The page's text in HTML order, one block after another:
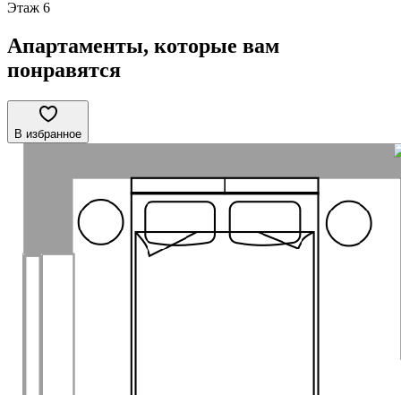
Этаж 6
Апартаменты, которые вам
понравятся
В избранное